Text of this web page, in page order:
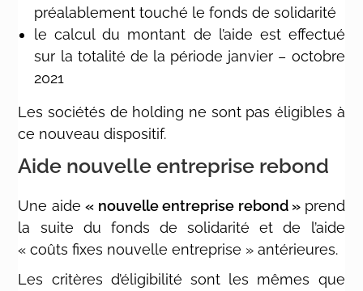
préalablement touché le fonds de solidarité
le calcul du montant de l’aide est effectué
sur la totalité de la période janvier – octobre
2021
Les sociétés de holding ne sont pas éligibles à
ce nouveau dispositif.
Aide nouvelle entreprise rebond
Une aide« nouvelle entreprise rebond » prend
la suite du fonds de solidarité et de l’aide
« coûts fixes nouvelle entreprise » antérieures.
Les critères d’éligibilité sont les mêmes que